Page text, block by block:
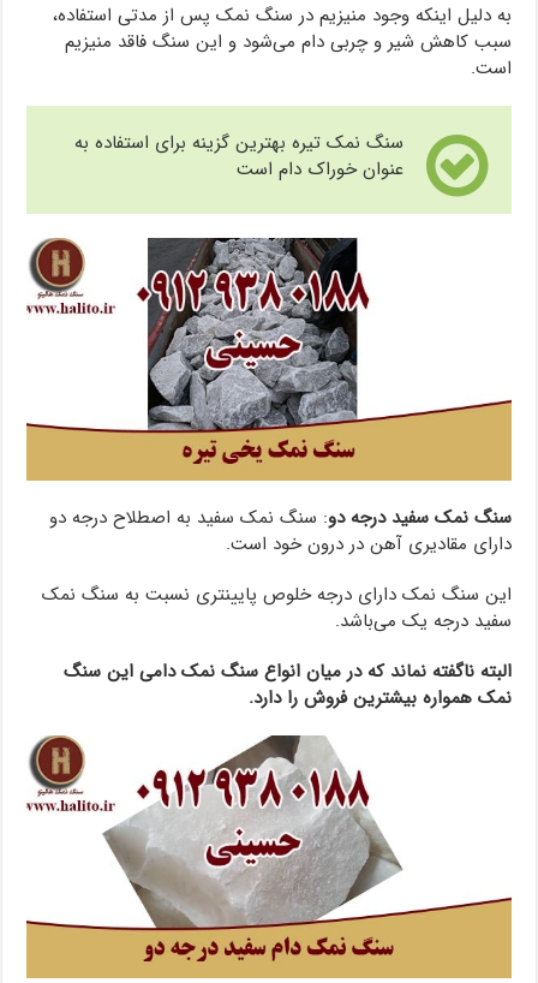
به دلیل اینکه وجود منیزیم در سنگ نمک پس از مدتی استفاده،
سبب کاهش شیر و چربی دام می‌شود و این سنگ فاقد منیزیم
است.
سنگ نمک تیره بهترین گزینه برای استفاده به
عنوان خوراک دام است
سنگ نمک سفید درجه دو: سنگ نمک سفید به اصطلاح درجه دو
دارای مقادیری آهن در درون خود است.
این سنگ نمک دارای درجه خلوص پایینتری نسبت به سنگ نمک
سفید درجه یک می‌باشد.
البته ناگفته نماند که در میان انواع سنگ نمک دامی این سنگ
نمک همواره بیشترین فروش را دارد.